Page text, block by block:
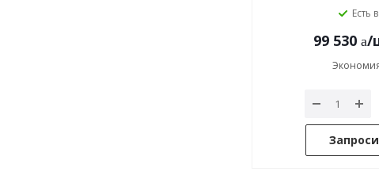
Есть
99 530 /